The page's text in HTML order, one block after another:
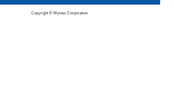
Copyright © Mynavi Corporation